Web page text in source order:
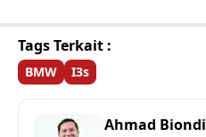
Tags Terkait :
BMW I3s
Ahmad Biondi